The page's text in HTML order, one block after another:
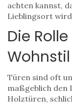
achten kannst,
Lieblingsort
Die
Wohnstil
Türen sind oft
maßgeblich den
Holztüren,